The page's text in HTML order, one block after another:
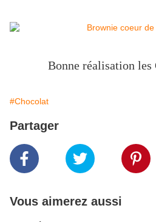
Bonne réalisation
#Chocolat
Partager
Vous aimerez aussi